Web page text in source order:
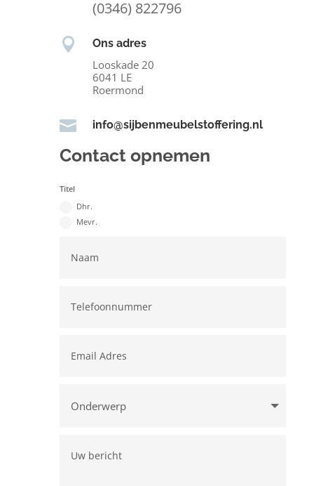
(0346) 822796
 Ons adres
Looskade 20
6041 LE
Roermond
 info@sijbenmeubelstoffering.nl
Contact opnemen
Titel
Dhr.
Mevr.